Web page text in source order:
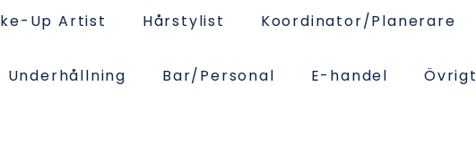
Up Artist Hårstylist Koordinator/Planerare
Underhållning Bar/Personal E-handel Övrigt